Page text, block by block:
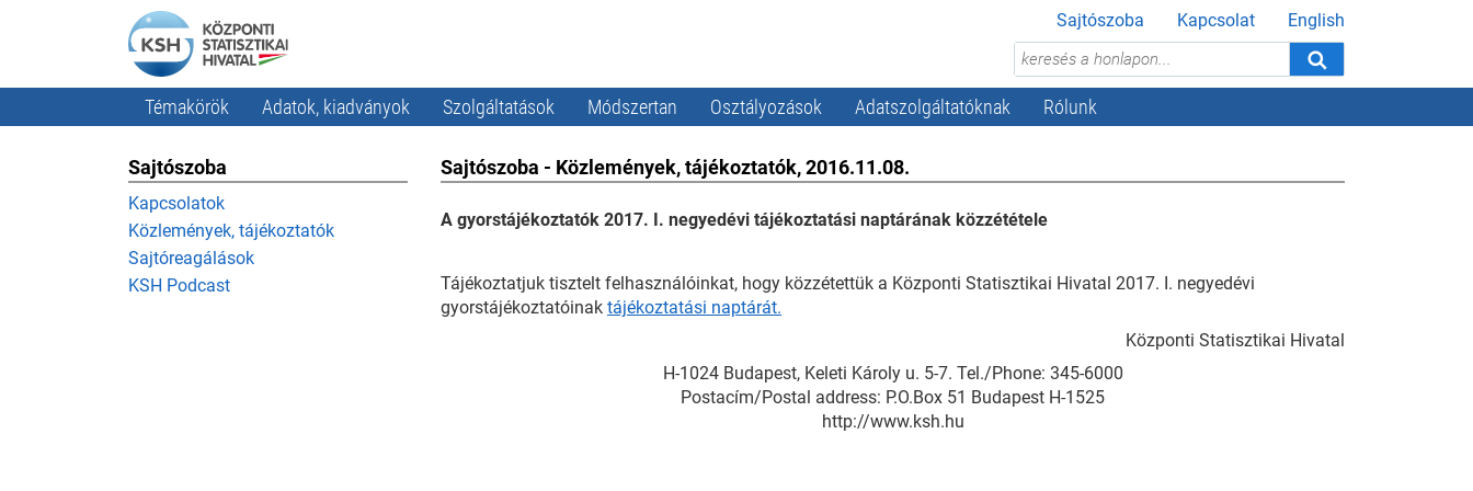
Sajtószoba Kapcsolat English
Témakörök Adatok, kiadványok Szolgáltatások Módszertan Osztályozások Adatszolgáltatóknak Rólunk
Sajtószoba
Kapcsolatok
Közlemények, tájékoztatók
Sajtóreagálások
KSH Podcast
Sajtószoba - Közlemények, tájékoztatók, 2016.11.08.
A gyorstájékoztatók 2017. I. negyedévi tájékoztatási naptárának közzététele
Tájékoztatjuk tisztelt felhasználóinkat, hogy közzétettük a Központi Statisztikai Hivatal 2017. I. negyedévi
gyorstájékoztatóinak tájékoztatási naptárát.
Központi Statisztikai Hivatal
H-1024 Budapest, Keleti Károly u. 5-7. Tel./Phone: 345-6000
Postacím/Postal address: P.O.Box 51 Budapest H-1525
http://www.ksh.hu